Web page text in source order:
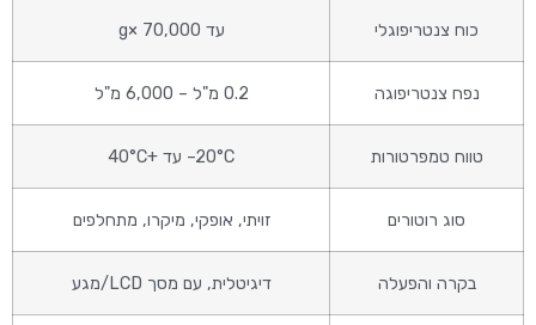
כוח צנטריפוגלי עד 70,000 ×g
נפח צנטריפוגה 0.2 מ"ל – 6,000 מ"ל
טווח טמפרטורות ‎–20°C עד +40°C
סוג רוטורים זויתי, אופקי, מיקרו, מתחלפים
בקרה והפעלה דיגיטלית, עם מסך LCD/מגע